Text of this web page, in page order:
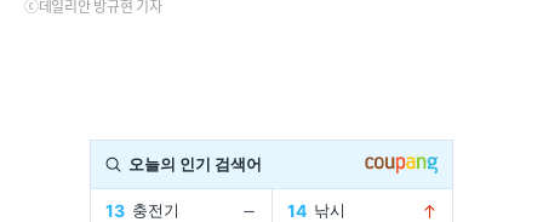
ⓒ데일리안 방규현 기자